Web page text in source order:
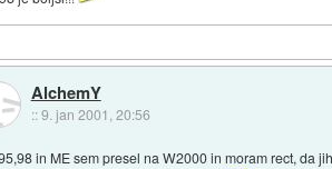
AlchemY
::9. jan 2001, 20:56
in ME sem presel na W2000 in moram rect, da